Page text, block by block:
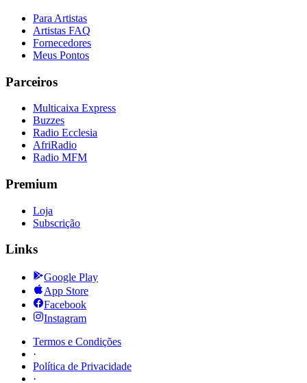
Para Artistas
Artistas FAQ
Fornecedores
Meus Pontos
Parceiros
Multicaixa Express
Buzzes
Radio Ecclesia
AfriRadio
Radio MFM
Premium
Loja
Subscrição
Links
Google Play
App Store
Facebook
Instagram
Termos e Condições
·
Política de Privacidade
·